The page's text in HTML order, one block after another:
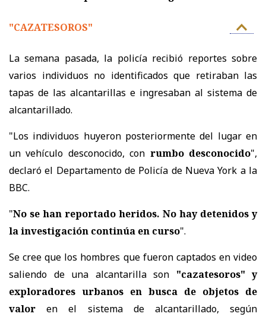
"CAZATESOROS"
La semana pasada, la policía recibió reportes sobre
varios individuos no identificados que retiraban las
tapas de las alcantarillas e ingresaban al sistema de
alcantarillado.
"Los individuos huyeron posteriormente del lugar en
un vehículo desconocido, con rumbo desconocido",
declaró el Departamento de Policía de Nueva York a la
BBC.
"No se han reportado heridos. No hay detenidos y
la investigación continúa en curso".
Se cree que los hombres que fueron captados en video
saliendo de una alcantarilla son "cazatesoros" y
exploradores urbanos en busca de objetos de
valor en el sistema de alcantarillado, según